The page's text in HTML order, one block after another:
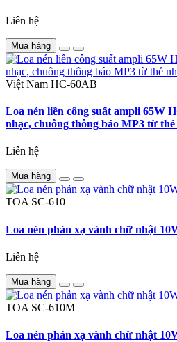
Liên hệ
Mua hàng
Việt Nam HC-60AB
Loa nén liền công suất ampli 65W
nhạc, chuông thông báo MP3 từ
Liên hệ
Mua hàng
TOA SC-610
Loa nén phản xạ vành chữ nhật
Liên hệ
Mua hàng
TOA SC-610M
Loa nén phản xạ vành chữ nhật